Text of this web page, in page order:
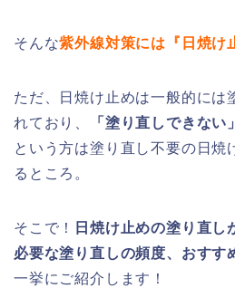
そんな紫外線対策には『日焼け
ただ、日焼け止めは一般的には
れており、
「塗り直しできな
という方は塗り直し不要の日焼
るところ。
そこで！
日焼け止めの塗り直し
必要な塗り直しの頻度、おすす
一挙にご紹介します！